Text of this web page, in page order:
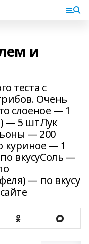
и
теста с
Очень
слоеное — 1
— 5 штЛук
— 200
куриное — 1
вкусуСоль —
— по вкусу